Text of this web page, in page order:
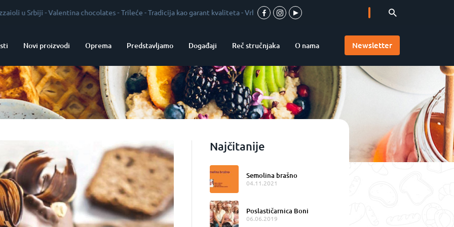
-Valentina chocolates- Trileće-Tradicija kao garant kvaliteta-Vrhunska pica u srcu Vojvodine - Accademia Pizzaioli u Srbiji-Valentina
Novi proizvodi Oprema Predstavljamo Događaji Reč stručnjaka O nama Newsletter
Najčitanije
Semolina brašno
04.11.2021
Poslastičarnica Boni
06.06.2019